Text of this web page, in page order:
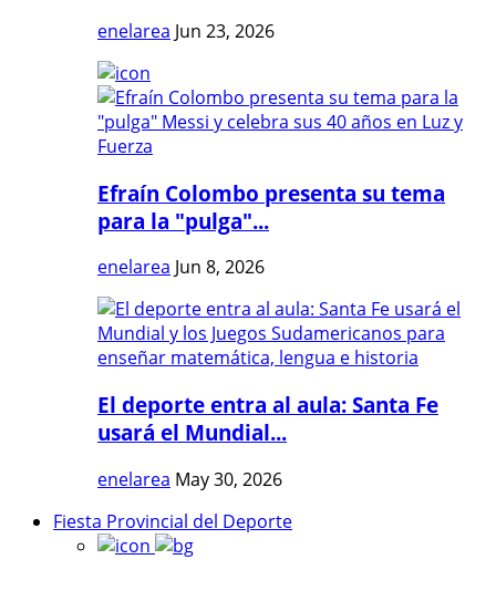
enelarea Jun 23, 2026
Efraín Colombo presenta su tema
para la "pulga"...
enelarea Jun 8, 2026
El deporte entra al aula: Santa Fe
usará el Mundial...
enelarea May 30, 2026
Fiesta Provincial del Deporte